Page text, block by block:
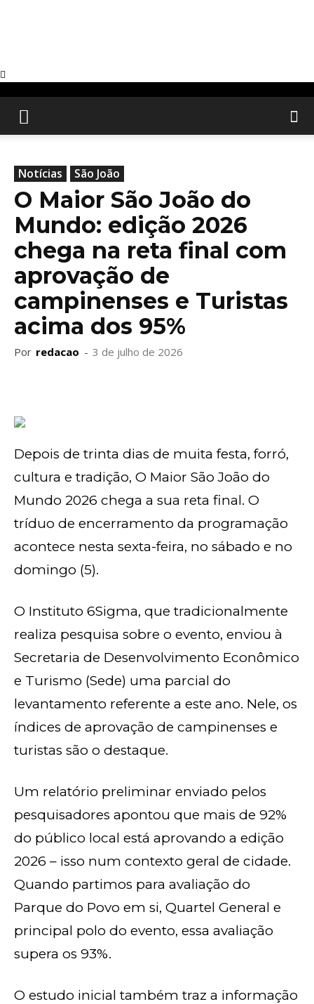
Notícias São João
O Maior São João do
Mundo: edição 2026
chega na reta final com
aprovação de
campinenses e Turistas
acima dos 95%
Por redacao - 3 de julho de 2026
Depois de trinta dias de muita festa, forró,
cultura e tradição, O Maior São João do
Mundo 2026 chega a sua reta final. O
tríduo de encerramento da programação
acontece nesta sexta-feira, no sábado e no
domingo (5).
O Instituto 6Sigma, que tradicionalmente
realiza pesquisa sobre o evento, enviou à
Secretaria de Desenvolvimento Econômico
e Turismo (Sede) uma parcial do
levantamento referente a este ano. Nele, os
índices de aprovação de campinenses e
turistas são o destaque.
Um relatório preliminar enviado pelos
pesquisadores apontou que mais de 92%
do público local está aprovando a edição
2026 – isso num contexto geral de cidade.
Quando partimos para avaliação do
Parque do Povo em si, Quartel General e
principal polo do evento, essa avaliação
supera os 93%.
O estudo inicial também traz a informação